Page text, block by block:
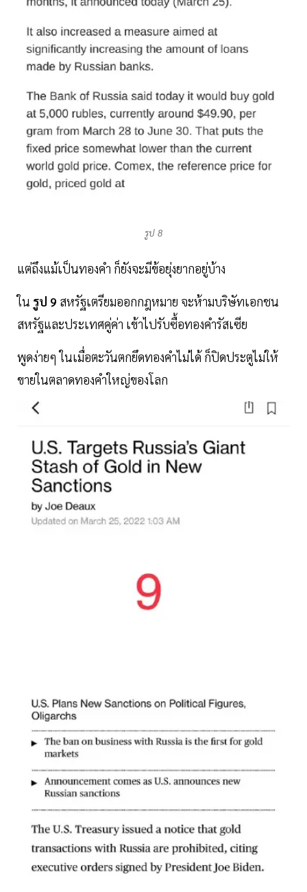
รูป 8
แต่ถึงแม้เป็นทองคำ ก็ยังจะมีข้อยุ่งยากอยู่บ้าง
ใน รูป 9 สหรัฐเตรียมออกกฎหมาย จะห้ามบริษัทเอกชน
สหรัฐและประเทศคู่ค่า เข้าไปรับซื้อทองคำรัสเซีย
พูดง่ายๆ ในเมื่อตะวันตกยึดทองคำไม่ได้ ก็ปิดประตูไม่ให้
ขายในตลาดทองคำใหญ่ของโลก